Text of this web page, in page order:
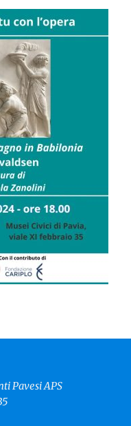
Pavesi APS